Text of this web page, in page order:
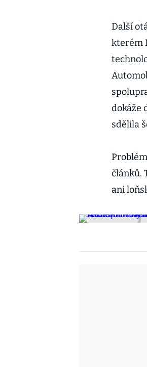
Další
kterém
dokáže
sdělila
článků.
ani